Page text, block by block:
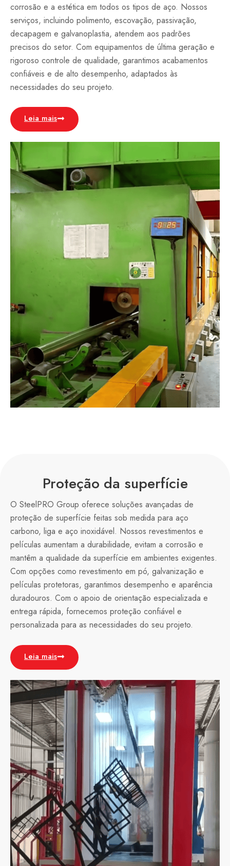
corrosão e a estética em todos os tipos de aço. Nossos
serviços, incluindo polimento, escovação, passivação,
decapagem e galvanoplastia, atendem aos padrões
precisos do setor. Com equipamentos de última geração e
rigoroso controle de qualidade, garantimos acabamentos
confiáveis e de alto desempenho, adaptados às
necessidades do seu projeto.
Leia mais
Proteção da superfície
O SteelPRO Group oferece soluções avançadas de
proteção de superfície feitas sob medida para aço
carbono, liga e aço inoxidável. Nossos revestimentos e
películas aumentam a durabilidade, evitam a corrosão e
mantêm a qualidade da superfície em ambientes exigentes.
Com opções como revestimento em pó, galvanização e
películas protetoras, garantimos desempenho e aparência
duradouros. Com o apoio de orientação especializada e
entrega rápida, fornecemos proteção confiável e
personalizada para as necessidades do seu projeto.
Leia mais